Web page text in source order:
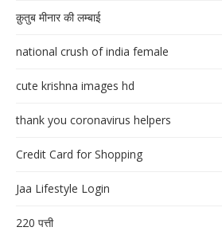
क़ुतुब मीनार की लम्बाई
national crush of india female
cute krishna images hd
thank you coronavirus helpers
Credit Card for Shopping
Jaa Lifestyle Login
220 पत्ती